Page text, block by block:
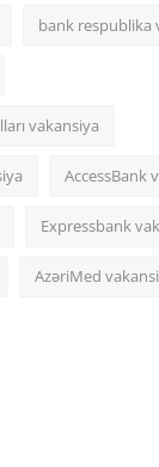
bank respublika
vakansiya
AccessBank
Expressbank
AzəriMed